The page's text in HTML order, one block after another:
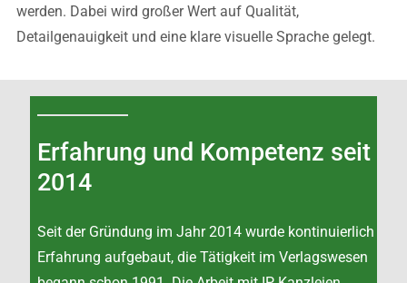
werden. Dabei wird großer Wert auf Qualität,
Detailgenauigkeit und eine klare visuelle Sprache gelegt.
Erfahrung und Kompetenz seit
2014
Seit der Gründung im Jahr 2014 wurde kontinuierlich
Erfahrung aufgebaut, die Tätigkeit im Verlagswesen